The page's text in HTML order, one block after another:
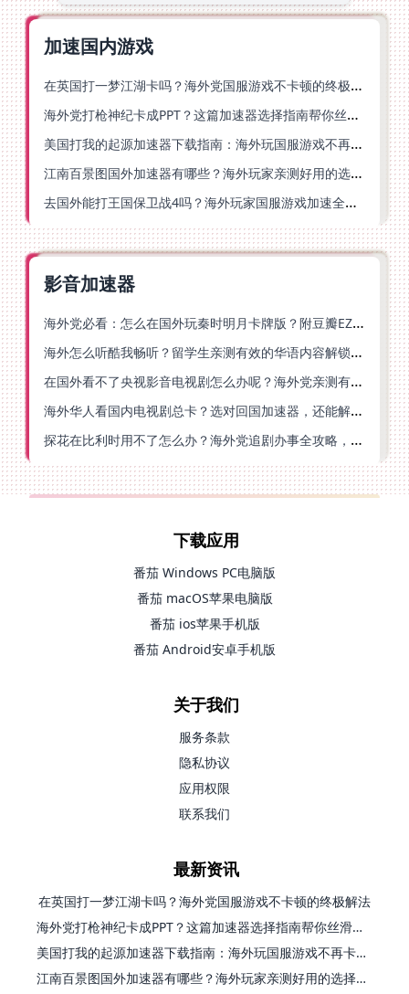
加速国内游戏
在英国打一梦江湖卡吗？海外党国服游戏不卡顿的终极解法
海外党打枪神纪卡成PPT？这篇加速器选择指南帮你丝滑上分
美国打我的起源加速器下载指南：海外玩国服游戏不再卡的终极方案
江南百景图国外加速器有哪些？海外玩家亲测好用的选择与避坑指南
去国外能打王国保卫战4吗？海外玩家国服游戏加速全攻略（附公主连结幻想江湖实测）
影音加速器
海外党必看：怎么在国外玩秦时明月卡牌版？附豆瓣EZCast地区限制破解法
海外怎么听酷我畅听？留学生亲测有效的华语内容解锁指南
在国外看不了央视影音电视剧怎么办呢？海外党亲测有效的回国加速方案
海外华人看国内电视剧总卡？选对回国加速器，还能解决菲律宾打不开反诈中心的问题
探花在比利时用不了怎么办？海外党追剧办事全攻略，选对加速器就够了
下载应用
番茄 Windows PC电脑版
番茄 macOS苹果电脑版
番茄 ios苹果手机版
番茄 Android安卓手机版
关于我们
服务条款
隐私协议
应用权限
联系我们
最新资讯
在英国打一梦江湖卡吗？海外党国服游戏不卡顿的终极解法
海外党打枪神纪卡成PPT？这篇加速器选择指南帮你丝滑上分
美国打我的起源加速器下载指南：海外玩国服游戏不再卡的终极方案
江南百景图国外加速器有哪些？海外玩家亲测好用的选择与避坑指南